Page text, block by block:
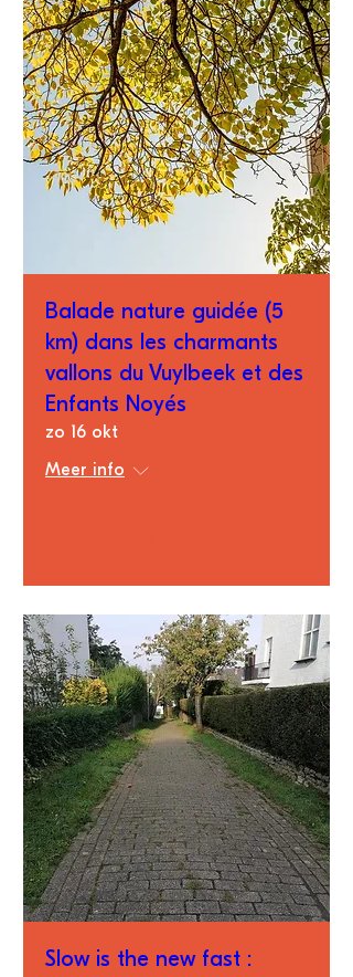
Balade nature guidée (5
km) dans les charmants
vallons du Vuylbeek et des
Enfants Noyés
zo 16 okt
Meer info
Slow is the new fast :